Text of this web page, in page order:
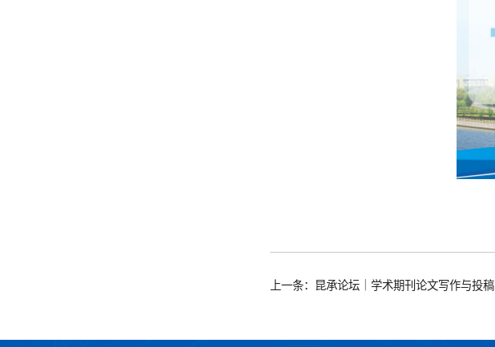
上一条：昆承论坛｜学术期刊论文写作与投稿